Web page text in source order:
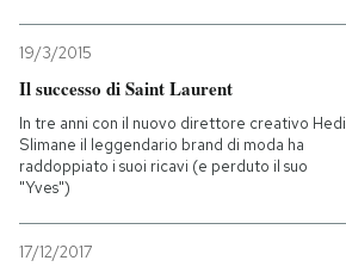
19/3/2015
Il successo di Saint Laurent
In tre anni con il nuovo direttore creativo Hedi
Slimane il leggendario brand di moda ha
raddoppiato i suoi ricavi (e perduto il suo
"Yves")
17/12/2017